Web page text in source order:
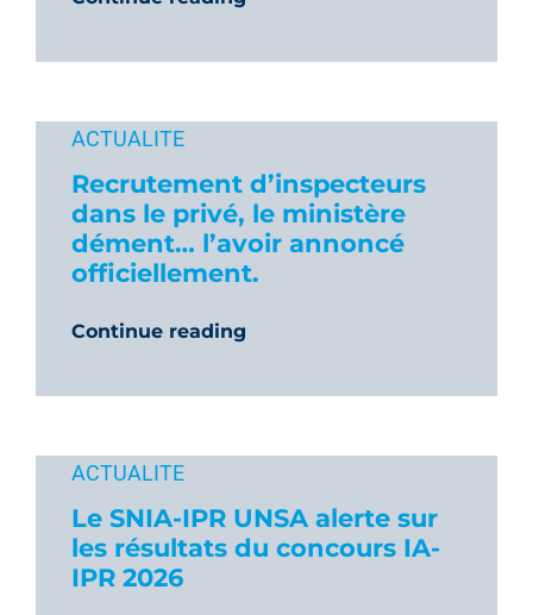
ACTUALITE
Recrutement d’inspecteurs
dans le privé, le ministère
dément… l’avoir annoncé
officiellement.
Continue reading
ACTUALITE
Le SNIA-IPR UNSA alerte sur
les résultats du concours IA-
IPR 2026